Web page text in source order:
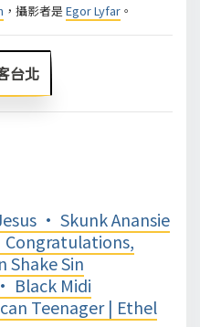
，攝影者是 Egor Lyfar 。
台北
• Skunk Anansie
Congratulations,
Shake Sin
Black Midi
Teenager | Ethel